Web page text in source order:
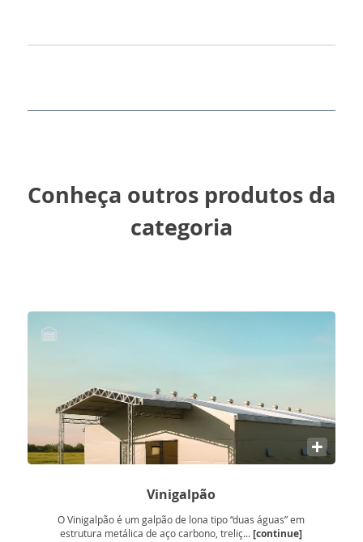
Conheça outros produtos da
categoria
+
Vinigalpão
O Vinigalpão é um galpão de lona tipo “duas águas” em
estrutura metálica de aço carbono, treliç...[continue]